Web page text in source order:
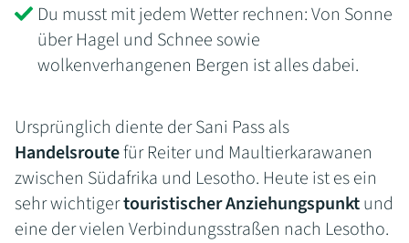
Du musst mit jedem Wetter rechnen: Von Sonne
über Hagel und Schnee sowie
wolkenverhangenen Bergen ist alles dabei.
Ursprünglich diente der Sani Pass als
Handelsroutefür Reiter und Maultierkarawanen
zwischen Südafrika und Lesotho. Heute ist es ein
sehr wichtigertouristischer Anziehungspunktund
eine der vielen Verbindungsstraßen nach Lesotho.